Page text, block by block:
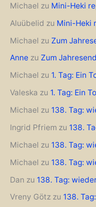
Michael zu Mini-Heki
Aluübelid zu Mini-Heki
Michael zu Zum
Anne zu Zum
Michael zu 1. Tag: Ein
Valeska zu 1. Tag: Ein
Michael zu 138. Tag:
Ingrid Pfriem zu 138.
Michael zu 138. Tag:
Michael zu 138. Tag:
Dan zu 138. Tag:
Vreny Götz zu 138.